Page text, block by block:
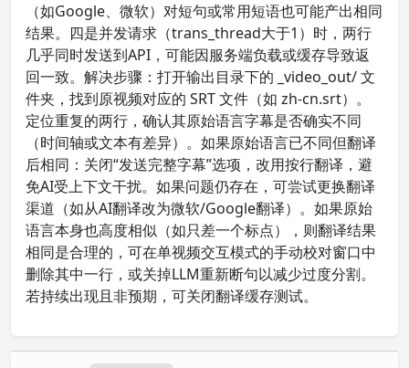
（如Google、微软）对短句或常用短语也可能产出相同
结果。四是并发请求（trans_thread大于1）时，两行
几乎同时发送到API，可能因服务端负载或缓存导致返
回一致。解决步骤：打开输出目录下的 _video_out/ 文
件夹，找到原视频对应的 SRT 文件（如 zh-cn.srt）。
定位重复的两行，确认其原始语言字幕是否确实不同
（时间轴或文本有差异）。如果原始语言已不同但翻译
后相同：关闭“发送完整字幕”选项，改用按行翻译，避
免AI受上下文干扰。如果问题仍存在，可尝试更换翻译
渠道（如从AI翻译改为微软/Google翻译）。如果原始
语言本身也高度相似（如只差一个标点），则翻译结果
相同是合理的，可在单视频交互模式的手动校对窗口中
删除其中一行，或关掉LLM重新断句以减少过度分割。
若持续出现且非预期，可关闭翻译缓存测试。